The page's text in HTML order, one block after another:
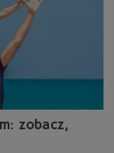
zobacz,